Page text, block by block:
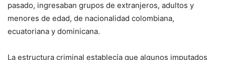
pasado, ingresaban grupos de extranjeros, adultos y
menores de edad, de nacionalidad colombiana,
ecuatoriana y dominicana.
La estructura criminal establecía que algunos imputados